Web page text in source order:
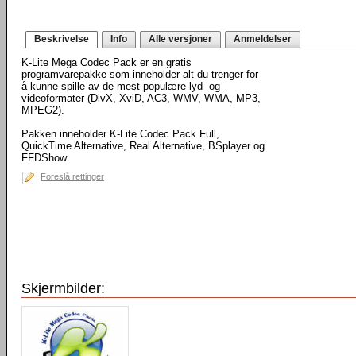
Beskrivelse Info Alle versjoner Anmeldelser
K-Lite Mega Codec Pack er en gratis
programvarepakke som inneholder alt du trenger for
å kunne spille av de mest populære lyd- og
videoformater (DivX, XviD, AC3, WMV, WMA, MP3,
MPEG2).
Pakken inneholder K-Lite Codec Pack Full,
QuickTime Alternative, Real Alternative, BSplayer og
FFDShow.
Foreslå rettinger
Skjermbilder: